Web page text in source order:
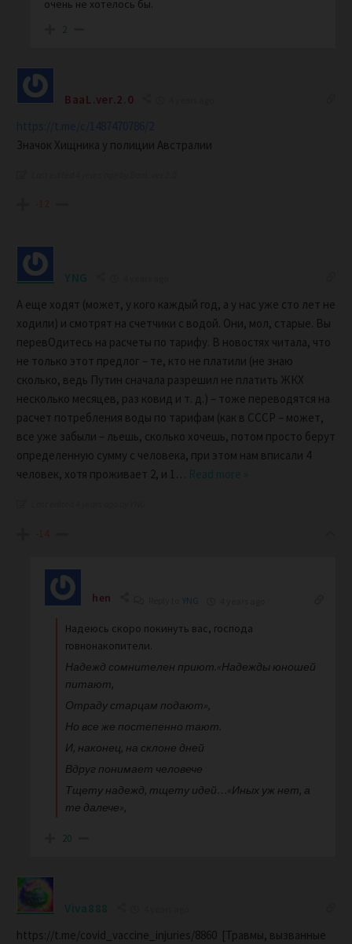
очень не хотелось бы.
2
BaaL.ver.2.0
Значок Хищника у полиции Австралии
YNG
А еще ходят (может, у кого каждый год, а у нас уже сто лет не
ходили) и смотрят на счетчики с водой. Они, мол, старые. Вы
перевОдитесь на расчеты по тарифу. В новостях читала, что
не только этот предлог – те, кто не платили (не знаю
сколько, ведь Путин сначала разрешил не платить ЖКХ
несколько месяцев, раз ковид и т. д.) – тоже переводятся на
расчет потребления воды по тарифам (как в СССР – может,
все уже забыли – льешь, сколько хочешь, потом просто берут
определенную сумму с человека, при этом нам вписали 4
человек, хотя проживает 2, и 1… Read more »
hen YNG
Надеюсь скоро покинуть вас, господа
говнонакопители.
Надежд сомнителен приют.«Надежды юношей
питают,
Отраду старцам подают»,
Но все же постепенно тают.
И, наконец, на склоне дней
Вдруг понимает человече
Тщету надежд, тщету идей…«Иных уж нет, а
те далече»,
20
Viva888
https://t.me/covid_vaccine_injuries/8860 [Травмы, вызванные